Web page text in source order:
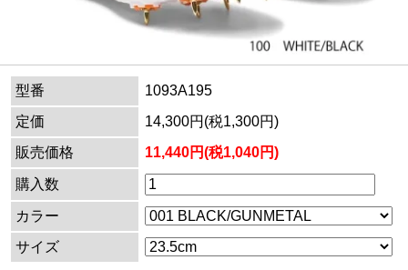
型番
1093A195
定価
14,300円(税1,300円)
販売価格
11,440円(税1,040円)
購入数
カラー
サイズ